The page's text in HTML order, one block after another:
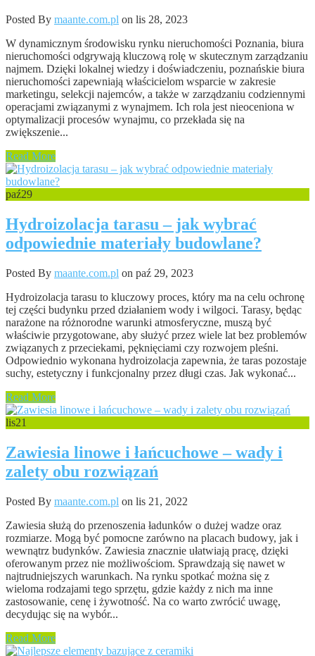
Posted By maante.com.pl on lis 28, 2023
W dynamicznym środowisku rynku nieruchomości Poznania, biura
nieruchomości odgrywają kluczową rolę w skutecznym zarządzaniu
najmem. Dzięki lokalnej wiedzy i doświadczeniu, poznańskie biura
nieruchomości zapewniają właścicielom wsparcie w zakresie
marketingu, selekcji najemców, a także w zarządzaniu codziennymi
operacjami związanymi z wynajmem. Ich rola jest nieoceniona w
optymalizacji procesów wynajmu, co przekłada się na
zwiększenie...
Read More
paź29
Hydroizolacja tarasu – jak wybrać
odpowiednie materiały budowlane?
Posted By maante.com.pl on paź 29, 2023
Hydroizolacja tarasu to kluczowy proces, który ma na celu ochronę
tej części budynku przed działaniem wody i wilgoci. Tarasy, będąc
narażone na różnorodne warunki atmosferyczne, muszą być
właściwie przygotowane, aby służyć przez wiele lat bez problemów
związanych z przeciekami, pęknięciami czy rozwojem pleśni.
Odpowiednio wykonana hydroizolacja zapewnia, że taras pozostaje
suchy, estetyczny i funkcjonalny przez długi czas. Jak wykonać...
Read More
lis21
Zawiesia linowe i łańcuchowe – wady i
zalety obu rozwiązań
Posted By maante.com.pl on lis 21, 2022
Zawiesia służą do przenoszenia ładunków o dużej wadze oraz
rozmiarze. Mogą być pomocne zarówno na placach budowy, jak i
wewnątrz budynków. Zawiesia znacznie ułatwiają pracę, dzięki
oferowanym przez nie możliwościom. Sprawdzają się nawet w
najtrudniejszych warunkach. Na rynku spotkać można się z
wieloma rodzajami tego sprzętu, gdzie każdy z nich ma inne
zastosowanie, cenę i żywotność. Na co warto zwrócić uwagę,
decydując się na wybór...
Read More